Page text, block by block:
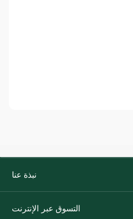
نبذة عنا
التسوق عبر الإنترنت